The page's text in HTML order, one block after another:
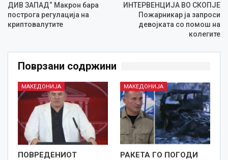
ДИВ ЗАПАД“ Макрон бара
построга регулација на
криптовалутите
ИНТЕРВЕНЦИЈА ВО СКОПЈЕ
Пожарникар ја запроси
девојката со помош на
колегите
Поврзани содржини
МАКЕДОНИЈА
ПОВРЕДЕНИОТ
МАКЕДОНИЈА
РАКЕТА ГО ПОГОДИ